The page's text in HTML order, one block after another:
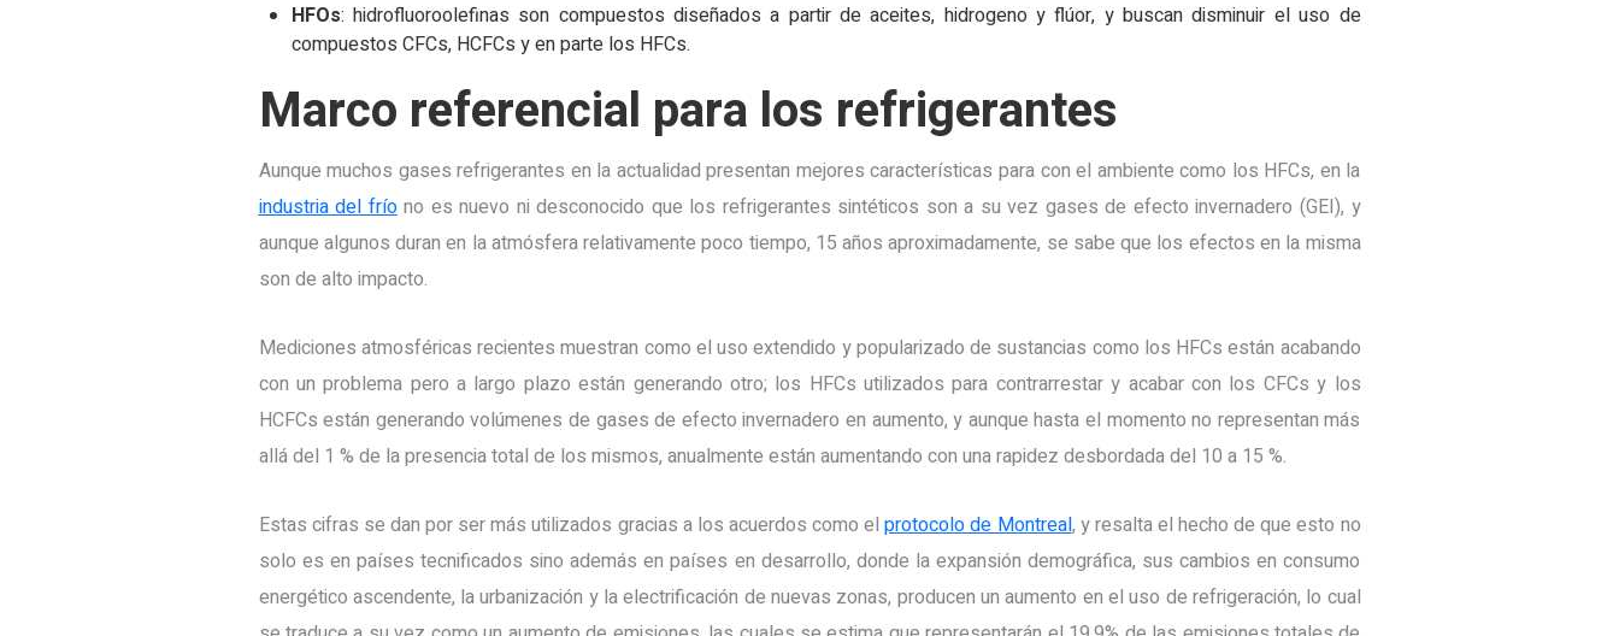
HFOs: hidrofluoroolefinas son compuestos diseñados a partir de aceites, hidrogeno y flúor, y buscan disminuir el uso de
compuestos CFCs, HCFCs y en parte los HFCs.
Marco referencial para los refrigerantes
Aunque muchos gases refrigerantes en la actualidad presentan mejores características para con el ambiente como los HFCs, en la
industria del fríono es nuevo ni desconocido que los refrigerantes sintéticos son a su vez gases de efecto invernadero (GEI), y
aunque algunos duran en la atmósfera relativamente poco tiempo, 15 años aproximadamente, se sabe que los efectos en la misma
son de alto impacto.
Mediciones atmosféricas recientes muestran como el uso extendido y popularizado de sustancias como los HFCs están acabando
con un problema pero a largo plazo están generando otro; los HFCs utilizados para contrarrestar y acabar con los CFCs y los
HCFCs están generando volúmenes de gases de efecto invernadero en aumento, y aunque hasta el momento no representan más
allá del 1 % de la presencia total de los mismos, anualmente están aumentando con una rapidez desbordada del 10 a 15 %.
Estas cifras se dan por ser más utilizados gracias a los acuerdos como elprotocolo de Montreal, y resalta el hecho de que esto no
solo es en países tecnificados sino además en países en desarrollo, donde la expansión demográfica, sus cambios en consumo
energético ascendente, la urbanización y la electrificación de nuevas zonas, producen un aumento en el uso de refrigeración, lo cual